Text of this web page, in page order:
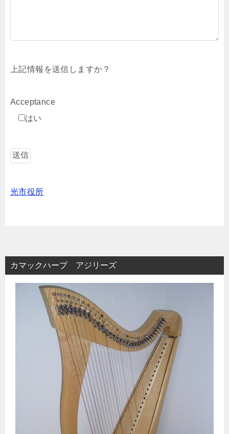
上記情報を送信しますか？
Acceptance
はい
光市役所
カマックハープ アジリーズ